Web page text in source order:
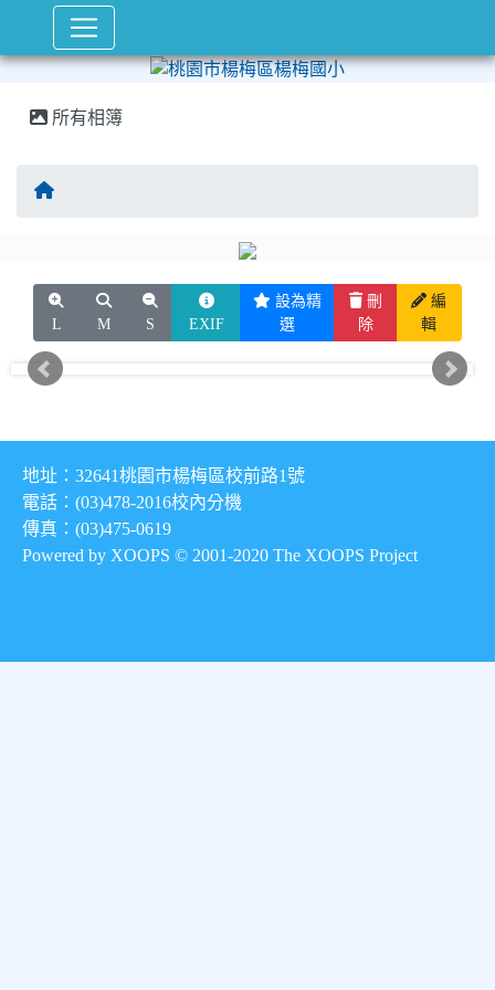
所有相簿
回首頁
L M S EXIF
設為精
選
刪
除
編
輯
地址：32641桃園市楊梅區校前路1號
電話：(03)478-2016校內分機
傳真：(03)475-0619
Powered by XOOPS © 2001-2020 The XOOPS Project